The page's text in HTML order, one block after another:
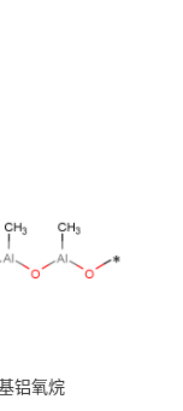
铝氧烷